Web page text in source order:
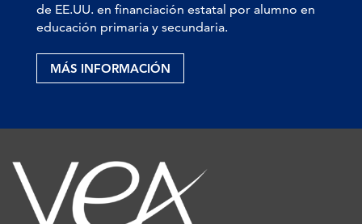
de EE.UU. en financiación estatal por alumno en
educación primaria y secundaria.
MÁS INFORMACIÓN